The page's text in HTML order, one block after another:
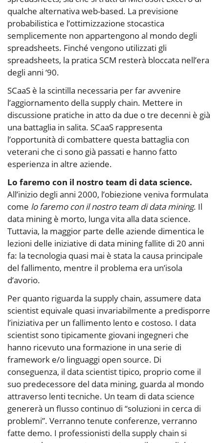
qualche alternativa web-based. La previsione
probabilistica e l’ottimizzazione stocastica
semplicemente non appartengono al mondo degli
spreadsheets. Finché vengono utilizzati gli
spreadsheets, la pratica SCM resterà bloccata nell’era
degli anni ‘90.
SCaaS è la scintilla necessaria per far avvenire
l’aggiornamento della supply chain. Mettere in
discussione pratiche in atto da due o tre decenni è già
una battaglia in salita. SCaaS rappresenta
l’opportunità di combattere questa battaglia con
veterani che ci sono già passati e hanno fatto
esperienza in altre aziende.
Lo faremo con il nostro team di data science.
All’inizio degli anni 2000, l’obiezione veniva formulata
come lo faremo con il nostro team di data mining. Il
data mining è morto, lunga vita alla data science.
Tuttavia, la maggior parte delle aziende dimentica le
lezioni delle iniziative di data mining fallite di 20 anni
fa: la tecnologia quasi mai è stata la causa principale
del fallimento, mentre il problema era un’isola
d’avorio.
Per quanto riguarda la supply chain, assumere data
scientist equivale quasi invariabilmente a predisporre
l’iniziativa per un fallimento lento e costoso. I data
scientist sono tipicamente giovani ingegneri che
hanno ricevuto una formazione in una serie di
framework e/o linguaggi open source. Di
conseguenza, il data scientist tipico, proprio come il
suo predecessore del data mining, guarda al mondo
attraverso lenti tecniche. Un team di data science
genererà un flusso continuo di “soluzioni in cerca di
problemi”. Verranno tenute conferenze, verranno
fatte demo. I professionisti della supply chain si